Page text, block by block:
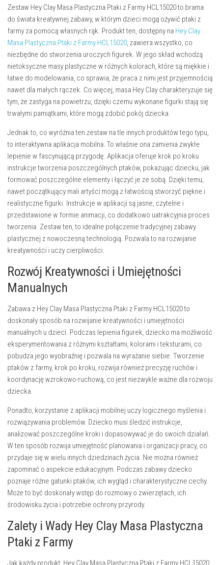
Zestaw Hey Clay Masa Plastyczna Ptaki z Farmy HCL15020to brama
do świata kreatywnej zabawy, w którym dzieci mogą ożywić ptaki z
farmy za pomocą własnych rąk. Produkt ten, dostępny na Hey Clay
Masa Plastyczna Ptaki z Farmy HCL15020, zawiera wszystko, co
niezbędne do stworzenia uroczych figurek. W jego skład wchodzą
nietoksyczne masy plastyczne w różnych kolorach, które są miękkie i
łatwe do modelowania, co sprawia, że praca z nimi jest przyjemnością
nawet dla małych rączek. Co więcej, masa Hey Clay charakteryzuje się
tym, że zastyga na powietrzu, dzięki czemu wykonane figurki stają się
trwałymi pamiątkami, które mogą zdobić pokój dziecka.
Jednak to, co wyróżnia ten zestaw na tle innych produktów tego typu,
to interaktywna aplikacja mobilna. To właśnie ona zamienia zwykłe
lepienie w fascynującą przygodę. Aplikacja oferuje krok po kroku
instrukcje tworzenia poszczególnych ptaków, pokazując dziecku, jak
formować poszczególne elementy i łączyć je ze sobą. Dzięki temu,
nawet początkujący mali artyści mogą z łatwością stworzyć piękne i
realistyczne figurki. Instrukcje w aplikacji są jasne, czytelne i
przedstawione w formie animacji, co dodatkowo uatrakcyjnia proces
tworzenia. Zestaw ten, to idealne połączenie tradycyjnej zabawy
plastycznej z nowoczesną technologią. Pozwala to na rozwijanie
kreatywności i uczy cierpliwości.
Rozwój Kreatywności i Umiejętności
Manualnych
Zabawa z Hey Clay Masa Plastyczna Ptaki z Farmy HCL15020to
doskonały sposób na rozwijanie kreatywności i umiejętności
manualnych u dzieci. Podczas lepienia figurek, dziecko ma możliwość
eksperymentowania z różnymi kształtami, kolorami i teksturami, co
pobudza jego wyobraźnię i pozwala na wyrażanie siebie. Tworzenie
ptaków z farmy, krok po kroku, rozwija również precyzję ruchów i
koordynację wzrokowo-ruchową, co jest niezwykle ważne dla rozwoju
dziecka.
Ponadto, korzystanie z aplikacji mobilnej uczy logicznego myślenia i
rozwiązywania problemów. Dziecko musi śledzić instrukcje,
analizować poszczególne kroki i dopasowywać je do swoich działań.
W ten sposób rozwija umiejętność planowania i organizacji pracy, co
przydaje się w wielu innych dziedzinach życia. Nie można również
zapominać o aspekcie edukacyjnym. Podczas zabawy dziecko
poznaje różne gatunki ptaków, ich wygląd i charakterystyczne cechy.
Może to być doskonały wstęp do rozmowy o zwierzętach, ich
środowisku życia i potrzebie ochrony przyrody.
Zalety i Wady Hey Clay Masa Plastyczna
Ptaki z Farmy
Jak każdy produkt, Hey Clay Masa Plastyczna Ptaki z Farmy HCL15020